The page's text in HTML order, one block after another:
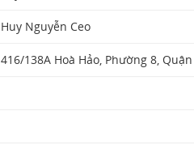
Huy Nguyễn Ceo
416/138A Hoà Hảo, Phường 8,